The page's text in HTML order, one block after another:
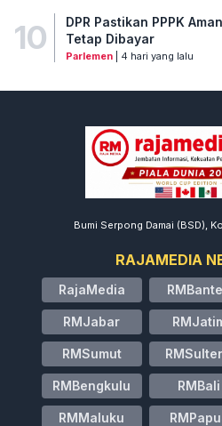
10
DPR Pastikan PPPK
Tetap Dibayar
Parlemen| 4 hari yang lalu
Bumi Serpong Damai (BSD),
RAJAMEDIA
RajaMedia
RMJabar
RMSumut
RMBengkulu RMBali
RMMaluku